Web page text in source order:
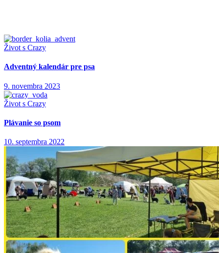
Život s Crazy
Adventný kalendár pre psa
9. novembra 2023
Život s Crazy
Plávanie so psom
10. septembra 2022